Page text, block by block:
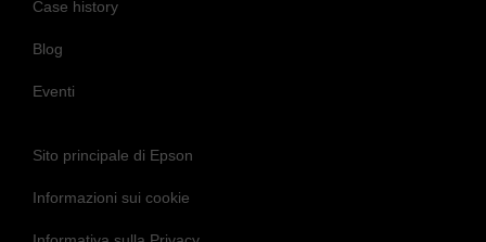
Sito principale di Epson
Informativa sulla Privacy